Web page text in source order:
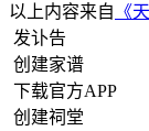
以上内容来自 《
发讣告
创建家谱
下载官方APP
创建祠堂